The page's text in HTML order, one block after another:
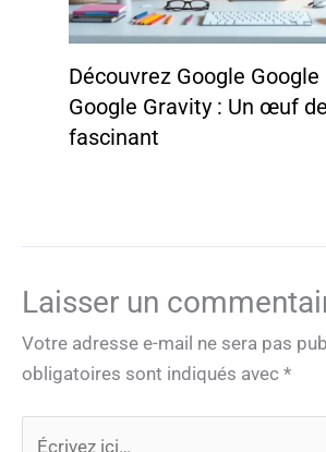
Découvrez Google Google
Google Gravity : Un œuf
fascinant
Laisser un
Votre adresse e-mail ne sera pas
obligatoires sont indiqués avec *